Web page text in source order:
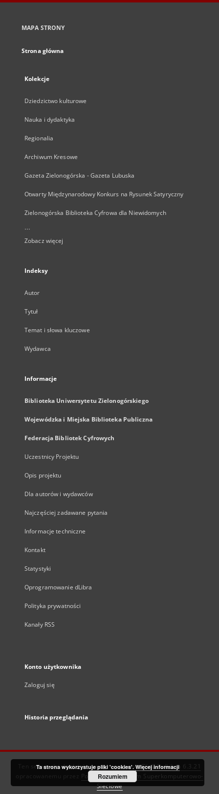
MAPA STRONY
Strona główna
Kolekcje
Dziedzictwo kulturowe
Nauka i dydaktyka
Regionalia
Archiwum Kresowe
Gazeta Zielonogórska - Gazeta Lubuska
Otwarty Międzynarodowy Konkurs na Rysunek Satyryczny
Zielonogórska Biblioteka Cyfrowa dla Niewidomych
...
Zobacz więcej
Indeksy
Autor
Tytuł
Temat i słowa kluczowe
Wydawca
Informacje
Biblioteka Uniwersytetu Zielonogórskiego
Wojewódzka i Miejska Biblioteka Publiczna
Federacja Bibliotek Cyfrowych
Uczestnicy Projektu
Opis projektu
Dla autorów i wydawców
Najczęściej zadawane pytania
Informacje techniczne
Kontakt
Statystyki
Oprogramowanie dLibra
Polityka prywatności
Kanały RSS
Konto użytkownika
Zaloguj się
Historia przeglądania
Ten serwis działa dzięki oprogramowaniuDInGO dLibra 6.3.21
Poznańskie Centrum Superkomputerowo-
Sieciowe
Ta strona wykorzystuje pliki 'cookies'. Więcej informacji
Rozumiem